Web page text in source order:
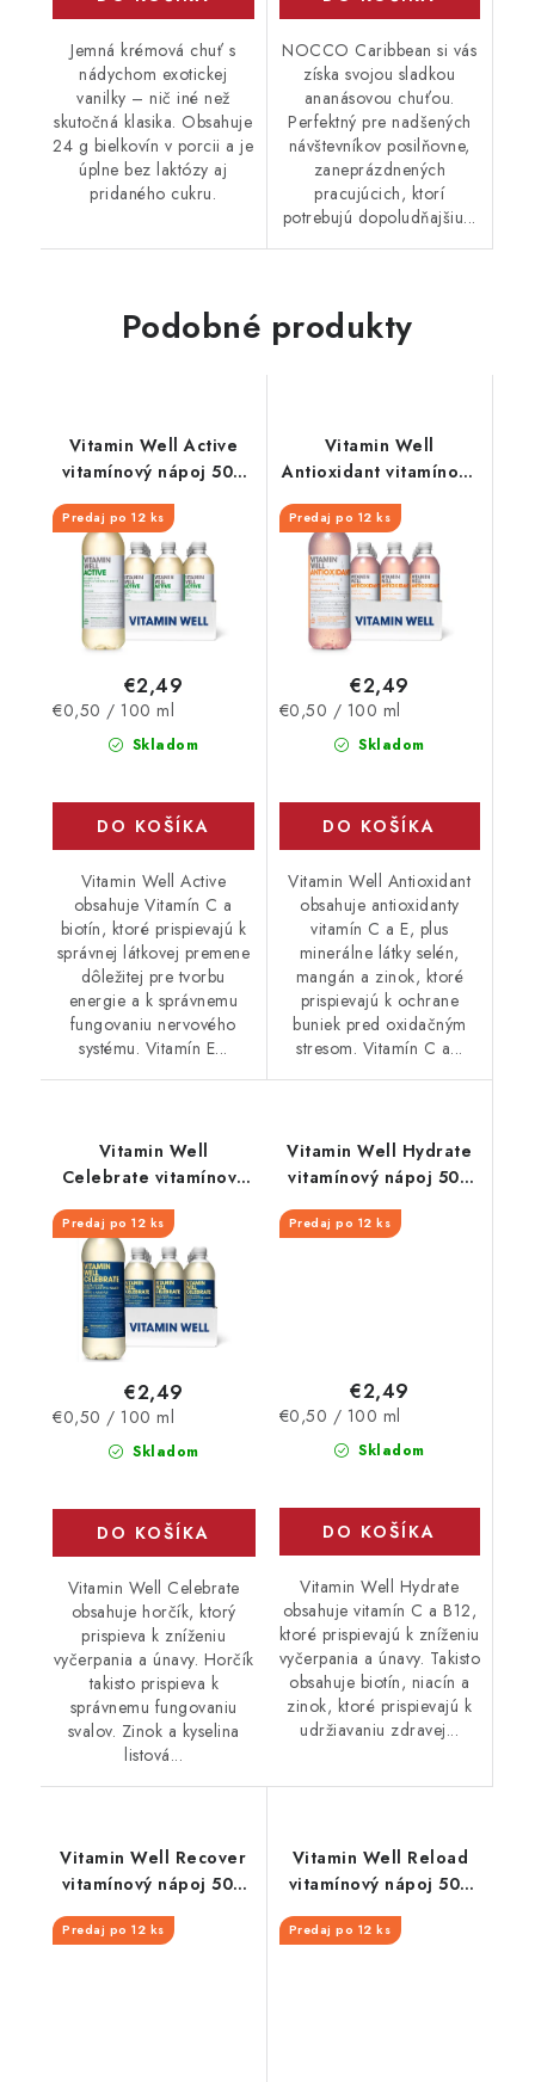
Jemná krémová chuť s
nádychom exotickej
vanilky – nič iné než
skutočná klasika. Obsahuje
24 g bielkovín v porcii a je
úplne bez laktózy aj
pridaného cukru.
NOCCO Caribbean si vás
získa svojou sladkou
ananásovou chuťou.
Perfektný pre nadšených
návštevníkov posilňovne,
zaneprázdnených
pracujúcich, ktorí
potrebujú dopoludňajšiu...
Podobné produkty
Vitamin Well Active
vitamínový nápoj 500
ml
Predaj po 12 ks
Skladom
€2,49
Jednotková
€0,50 / 100 ml
DO KOŠÍKA
Vitamin Well Active
obsahuje Vitamín C a
biotín, ktoré prispievajú k
správnej látkovej premene
dôležitej pre tvorbu
energie a k správnemu
fungovaniu nervového
systému. Vitamín E...
Vitamin Well
Antioxidant vitamínový
nápoj 500 ml
Predaj po 12 ks
Skladom
€2,49
Jednotková
€0,50 / 100 ml
DO KOŠÍKA
Vitamin Well Antioxidant
obsahuje antioxidanty
vitamín C a E, plus
minerálne látky selén,
mangán a zinok, ktoré
prispievajú k ochrane
buniek pred oxidačným
stresom. Vitamín C a...
Vitamin Well
Celebrate vitamínový
nápoj 500 ml
Predaj po 12 ks
Skladom
€2,49
Jednotková
€0,50 / 100 ml
DO KOŠÍKA
Vitamin Well Celebrate
obsahuje horčík, ktorý
prispieva k zníženiu
vyčerpania a únavy. Horčík
takisto prispieva k
správnemu fungovaniu
svalov. Zinok a kyselina
listová...
Vitamin Well Hydrate
vitamínový nápoj 500
ml
Predaj po 12 ks
Skladom
€2,49
Jednotková
€0,50 / 100 ml
DO KOŠÍKA
Vitamin Well Hydrate
obsahuje vitamín C a B12,
ktoré prispievajú k zníženiu
vyčerpania a únavy. Takisto
obsahuje biotín, niacín a
zinok, ktoré prispievajú k
udržiavaniu zdravej...
Vitamin Well Recover
vitamínový nápoj 500
Predaj po 12 ks
Vitamin Well Reload
vitamínový nápoj 500
Predaj po 12 ks